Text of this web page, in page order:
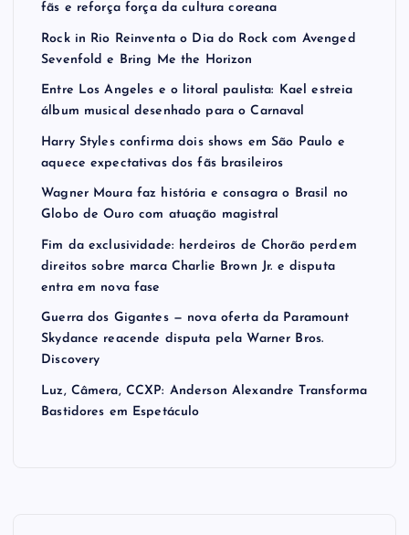
fãs e reforça força da cultura coreana
Rock in Rio Reinventa o Dia do Rock com Avenged
Sevenfold e Bring Me the Horizon
Entre Los Angeles e o litoral paulista: Kael estreia
álbum musical desenhado para o Carnaval
Harry Styles confirma dois shows em São Paulo e
aquece expectativas dos fãs brasileiros
Wagner Moura faz história e consagra o Brasil no
Globo de Ouro com atuação magistral
Fim da exclusividade: herdeiros de Chorão perdem
direitos sobre marca Charlie Brown Jr. e disputa
entra em nova fase
Guerra dos Gigantes — nova oferta da Paramount
Skydance reacende disputa pela Warner Bros.
Discovery
Luz, Câmera, CCXP: Anderson Alexandre Transforma
Bastidores em Espetáculo